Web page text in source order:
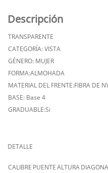
Descripción
TRANSPARENTE
CATEGORÍA: VISTA
GÉNERO: MUJER
FORMA:ALMOHADA
MATERIAL DEL FRENTE:FIBRA DE
BASE: Base 4
GRADUABLE:Si
DETALLE
CALIBRE PUENTEALTURA